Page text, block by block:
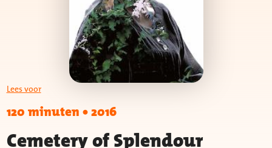
Lees voor
120 minuten•2016
Cemetery of Splendour